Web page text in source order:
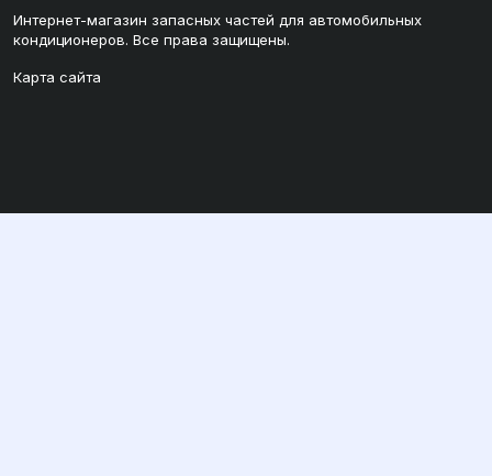
Интернет-магазин запасных частей для автомобильных
кондиционеров. Все права защищены.
Карта сайта